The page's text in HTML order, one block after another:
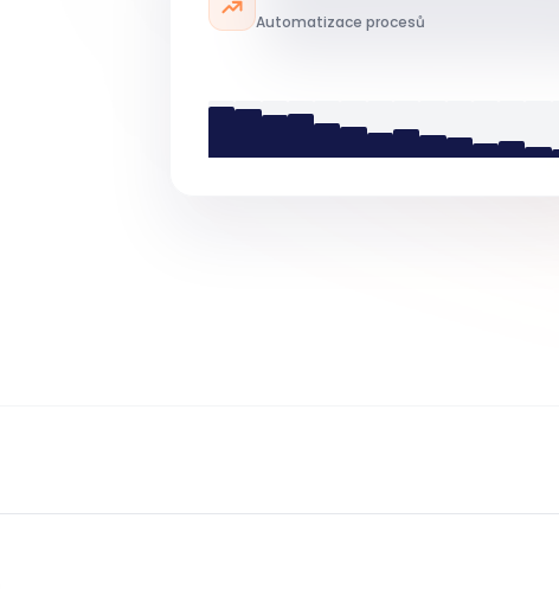
Zpracování objednávek